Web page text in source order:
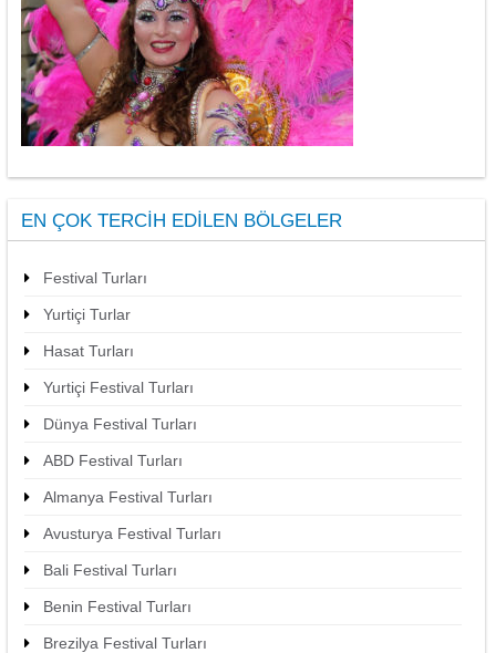
EN ÇOK TERCIH EDILEN BÖLGELER
Festival Turları
Yurtiçi Turlar
Hasat Turları
Yurtiçi Festival Turları
Dünya Festival Turları
ABD Festival Turları
Almanya Festival Turları
Avusturya Festival Turları
Bali Festival Turları
Benin Festival Turları
Brezilya Festival Turları